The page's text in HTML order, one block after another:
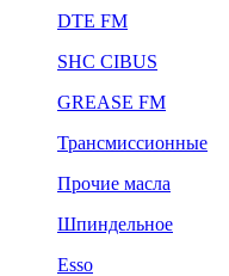
DTE FM
SHC CIBUS
GREASE FM
Трансмиссионные
Прочие масла
Шпиндельное
Esso